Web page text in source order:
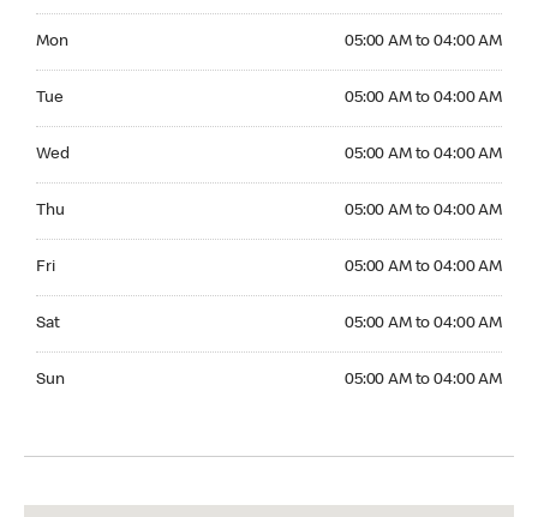
Mon 05:00 AM to 04:00 AM
Tue 05:00 AM to 04:00 AM
Wed 05:00 AM to 04:00 AM
Thu 05:00 AM to 04:00 AM
Fri 05:00 AM to 04:00 AM
Sat 05:00 AM to 04:00 AM
Sun 05:00 AM to 04:00 AM